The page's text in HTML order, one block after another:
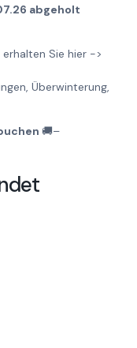
abgeholt
Sie hier ->
Überwinterung,
🚚–